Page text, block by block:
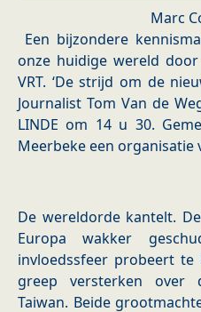
Marc
Een bijzondere
onze huidige wereld
VRT. ‘De strijd om de
Journalist Tom Van de
LINDE om 14 u 30.
Meerbeke een organisatie
De wereldorde kantelt.
Europa wakker
invloedssfeer probeert te
greep versterken over
Taiwan. Beide